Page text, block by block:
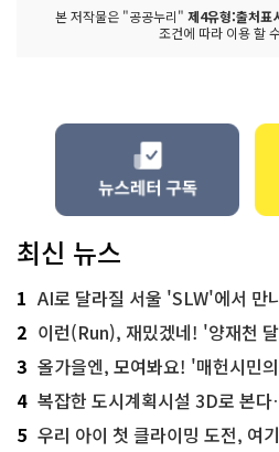
본 저작물은 "공공누리" 제4유형:출처표
조건에 따라 이용 할
최신 뉴스
1 AI로 달라질 서울 'SLW'에서 만
2 이런(Run), 재밌겠네! '양재천 달빛
3 올가을엔, 모여봐요! '매헌시민
4 복잡한 도시계획시설 3D로 본
5 우리 아이 첫 클라이밍 도전, 여기서! 서